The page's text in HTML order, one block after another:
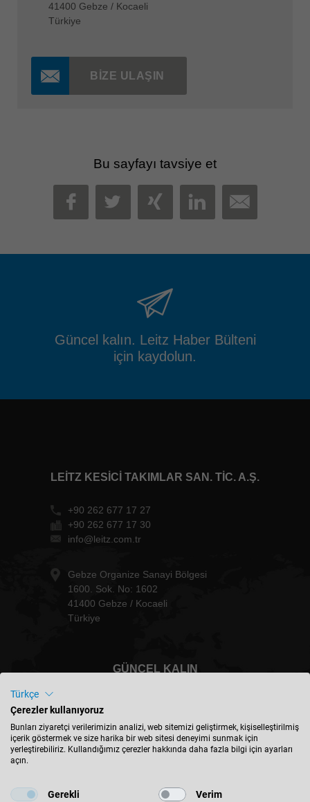
41400 Gebze / Kocaeli
Türkiye
BIZE ULAŞIN
Bu sayfayı tavsiye et
FACEBOOK
TWITTER
XINGLINKEDIN
MAIL
Güncel kalın. Leitz Haber Bülteni
için kaydolun.
LEITZ KESICI TAKIMLAR SAN. TIC. A.Ş.
+90 262 677 17 27
+90 262 677 17 30
info@leitz.com.tr
Gebze Organize Sanayi Bölgesi
1600. Sok. No: 1602
41400 Gebze / Kocaeli
Türkiye
GÜNCEL KALIN
Türkiye - türkçe
KONUM BULUN
Türkçe
Çerezler kullanıyoruz
Bunları ziyaretçi verilerimizin analizi, web sitemizi geliştirmek, kişiselleştirilmiş
içerik göstermek ve size harika bir web sitesi deneyimi sunmak için
yerleştirebiliriz. Kullandığımız çerezler hakkında daha fazla bilgi için ayarları
açın.
Gerekli Verim